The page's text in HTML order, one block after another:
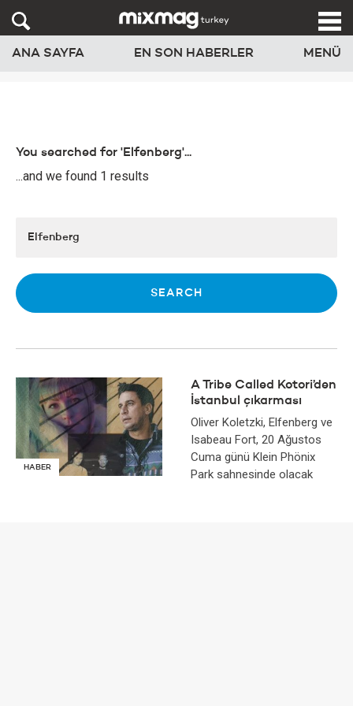
ANA SAYFA EN SON HABERLER MENÜ
You searched for 'Elfenberg'...
...and we found 1 results
HABER
A Tribe Called Kotori’den
İstanbul çıkarması
Oliver Koletzki, Elfenberg ve
Isabeau Fort, 20 Ağustos
Cuma günü Klein Phönix
Park sahnesinde olacak